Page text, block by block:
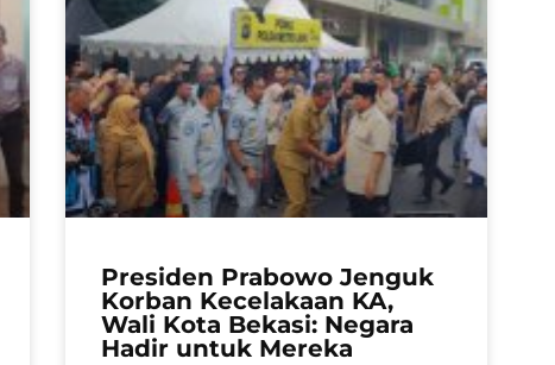
Presiden Prabowo Jenguk
Korban Kecelakaan KA,
Wali Kota Bekasi: Negara
Hadir untuk Mereka